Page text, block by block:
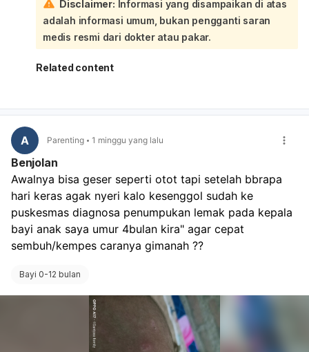
Sementara ini, jaga area leher tetap bersih dan kering,
mandikan dengan lembut, lalu oleskan pelembap bayi bila
kulit tampak kering. Hindari menggosok terlalu keras atau
memakai produk yang beraroma. Jika bercaknya makin
banyak, merah, gatal, basah, atau bayi tampak tidak
Disclaimer: Informasi yang disampaikan di atas
adalah informasi umum, bukan pengganti saran
medis resmi dari dokter atau pakar.
Related content
A Parenting 1 minggu yang lalu
Benjolan
Awalnya bisa geser seperti otot tapi setelah bbrapa
hari keras agak nyeri kalo kesenggol sudah ke
puskesmas diagnosa penumpukan lemak pada kepala
bayi anak saya umur 4bulan kira" agar cepat
sembuh/kempes caranya gimanah ??
Bayi 0-12 bulan